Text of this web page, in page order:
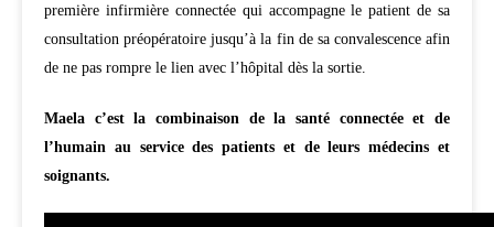
première infirmière connectée qui accompagne le patient de sa
consultation préopératoire jusqu’à la fin de sa convalescence afin
de ne pas rompre le lien avec l’hôpital dès la sortie.
Maela c’est la combinaison de la santé connectée et de
l’humain au service des patients et de leurs médecins et
soignants.